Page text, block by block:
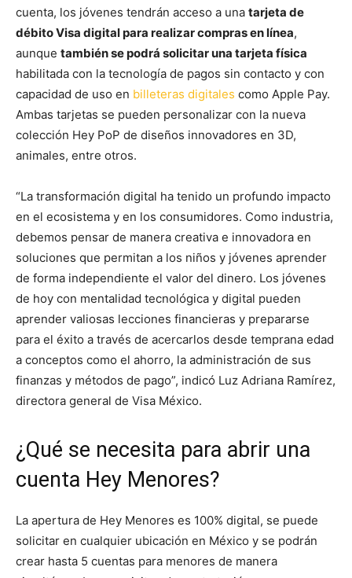
cuenta, los jóvenes tendrán acceso a una tarjeta de
débito Visa digital para realizar compras en línea,
aunque también se podrá solicitar una tarjeta física
habilitada con la tecnología de pagos sin contacto y con
capacidad de uso en billeteras digitales como Apple Pay.
Ambas tarjetas se pueden personalizar con la nueva
colección Hey PoP de diseños innovadores en 3D,
animales, entre otros.
“La transformación digital ha tenido un profundo impacto
en el ecosistema y en los consumidores. Como industria,
debemos pensar de manera creativa e innovadora en
soluciones que permitan a los niños y jóvenes aprender
de forma independiente el valor del dinero. Los jóvenes
de hoy con mentalidad tecnológica y digital pueden
aprender valiosas lecciones financieras y prepararse
para el éxito a través de acercarlos desde temprana edad
a conceptos como el ahorro, la administración de sus
finanzas y métodos de pago”, indicó Luz Adriana Ramírez,
directora general de Visa México.
¿Qué se necesita para abrir una
cuenta Hey Menores?
La apertura de Hey Menores es 100% digital, se puede
solicitar en cualquier ubicación en México y se podrán
crear hasta 5 cuentas para menores de manera